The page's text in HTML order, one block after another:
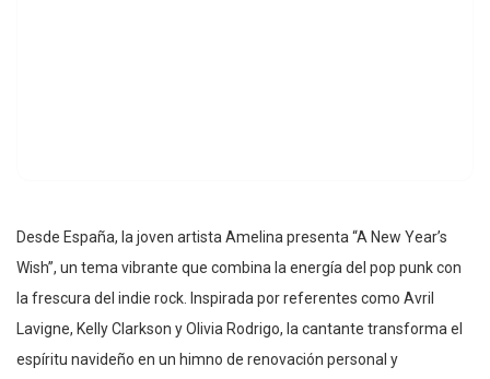
Desde España, la joven artista Amelina presenta “A New Year’s
Wish”, un tema vibrante que combina la energía del pop punk con
la frescura del indie rock. Inspirada por referentes como Avril
Lavigne, Kelly Clarkson y Olivia Rodrigo, la cantante transforma el
espíritu navideño en un himno de renovación personal y